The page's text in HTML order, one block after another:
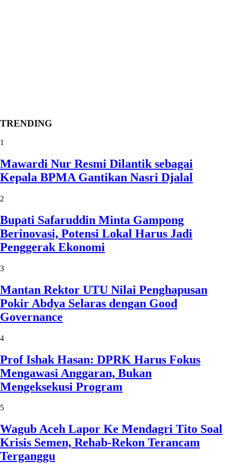
TRENDING
1
Mawardi Nur Resmi Dilantik sebagai
Kepala BPMA Gantikan Nasri Djalal
2
Bupati Safaruddin Minta Gampong
Berinovasi, Potensi Lokal Harus Jadi
Penggerak Ekonomi
3
Mantan Rektor UTU Nilai Penghapusan
Pokir Abdya Selaras dengan Good
Governance
4
Prof Ishak Hasan: DPRK Harus Fokus
Mengawasi Anggaran, Bukan
Mengeksekusi Program
5
Wagub Aceh Lapor Ke Mendagri Tito Soal
Krisis Semen, Rehab-Rekon Terancam
Terganggu